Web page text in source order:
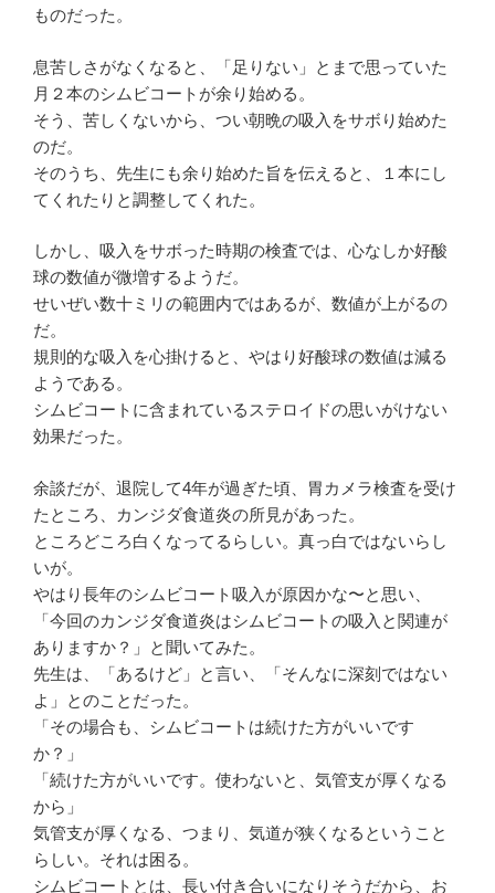
ものだった。
息苦しさがなくなると、「足りない」とまで思っていた
月２本のシムビコートが余り始める。
そう、苦しくないから、つい朝晩の吸入をサボり始めた
のだ。
そのうち、先生にも余り始めた旨を伝えると、１本にし
てくれたりと調整してくれた。
しかし、吸入をサボった時期の検査では、心なしか好酸
球の数値が微増するようだ。
せいぜい数十ミリの範囲内ではあるが、数値が上がるの
だ。
規則的な吸入を心掛けると、やはり好酸球の数値は減る
ようである。
シムビコートに含まれているステロイドの思いがけない
効果だった。
余談だが、退院して4年が過ぎた頃、胃カメラ検査を受け
たところ、カンジダ食道炎の所見があった。
ところどころ白くなってるらしい。真っ白ではないらし
いが。
やはり長年のシムビコート吸入が原因かな〜と思い、
「今回のカンジダ食道炎はシムビコートの吸入と関連が
ありますか？」と聞いてみた。
先生は、「あるけど」と言い、「そんなに深刻ではない
よ」とのことだった。
「その場合も、シムビコートは続けた方がいいです
か？」
「続けた方がいいです。使わないと、気管支が厚くなる
から」
気管支が厚くなる、つまり、気道が狭くなるということ
らしい。それは困る。
シムビコートとは、長い付き合いになりそうだから、お